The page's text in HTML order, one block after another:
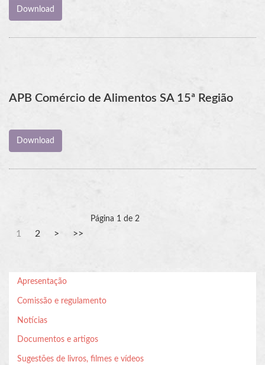
APB Comércio de Alimentos SA 15ª Região
Página 1 de 2
1 2
Apresentação
Comissão e regulamento
Notícias
Documentos e artigos
Sugestões de livros, filmes e vídeos